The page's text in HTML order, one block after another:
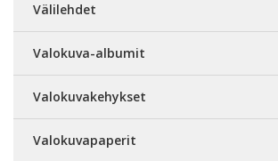
Välilehdet
Valokuva-albumit
Valokuvakehykset
Valokuvapaperit